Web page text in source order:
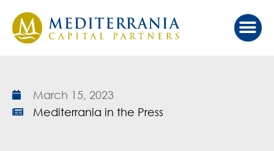
March 15, 2023
Mediterrania in the Press